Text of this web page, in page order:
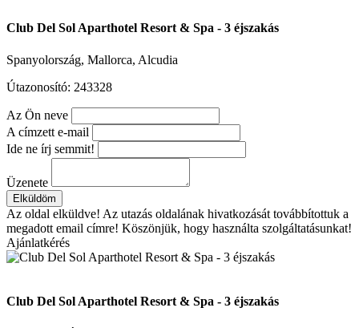
Club Del Sol Aparthotel Resort & Spa - 3 éjszakás
Spanyolország, Mallorca, Alcudia
Útazonosító: 243328
Az Ön neve
A címzett e-mail
Ide ne írj semmit!
Üzenete
Elküldöm
Az oldal elküldve! Az utazás oldalának hivatkozását továbbítottuk a
megadott email címre! Köszönjük, hogy használta szolgáltatásunkat!
Ajánlatkérés
Club Del Sol Aparthotel Resort & Spa - 3 éjszakás